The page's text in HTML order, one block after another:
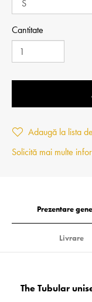
Cantitate
Adaugă la lista
Solicită mai multe
Prezentare
Livrare
The Tubular